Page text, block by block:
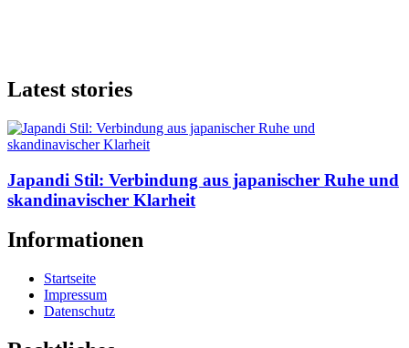
Latest stories
Japandi Stil: Verbindung aus japanischer Ruhe und
skandinavischer Klarheit
Informationen
Startseite
Impressum
Datenschutz